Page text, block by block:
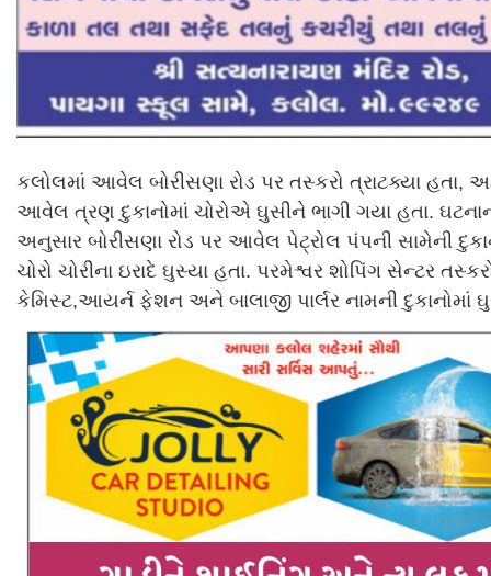
કલોલમાં આવેલ બોરીસણા રોડ પર તસ્કરો ત્રાટક્યા હતા,
આવેલ ત્રણ દુકાનોમાં ચોરોએ ઘુસીને ભાગી ગયા હતા.
અનુસાર બોરીસણા રોડ પર આવેલ પેટ્રોલ પંપની સામેની
ચોરો ચોરીના ઇરાદે ઘુસ્યા હતા. પરમેશ્વર શોપિંગ સેન્ટર
કેમિસ્ટ,આયર્ન ફેશન અને બાલાજી પાર્લર નામની દુકાનોમાં